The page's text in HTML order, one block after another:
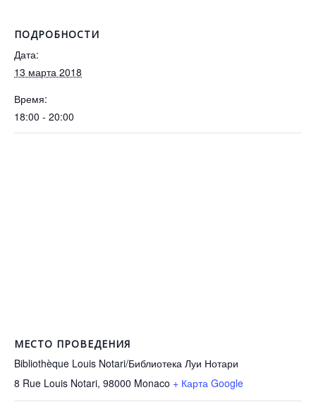
ПОДРОБНОСТИ
Дата:
13 марта 2018
Время:
18:00 - 20:00
МЕСТО ПРОВЕДЕНИЯ
Bibliothèque Louis Notari/Библиотека Луи Нотари
8 Rue Louis Notari, 98000 Monaco + Карта Google